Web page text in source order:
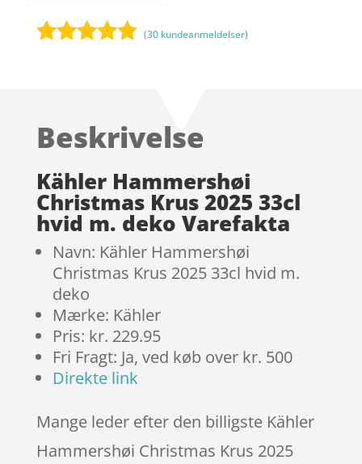
kundebedø
(30 kundeanmeldelser)
Beskrivelse
Kähler Hammershøi
Christmas Krus 2025 33cl
hvid m. deko Varefakta
Navn: Kähler Hammershøi
Christmas Krus 2025 33cl hvid m.
deko
Mærke: Kähler
Pris: kr. 229.95
Fri Fragt: Ja, ved køb over kr. 500
Direkte link
Mange leder efter den billigste Kähler
Hammershøi Christmas Krus 2025